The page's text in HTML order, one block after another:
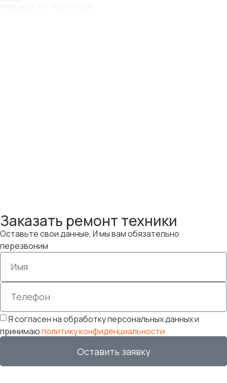
Заказать ремонт техники
Оставьте свои данные, И мы вам обязательно
перезвоним
Я согласен на обработку персональных данных и
принимаюполитику конфиденциальности
Оставить заявку